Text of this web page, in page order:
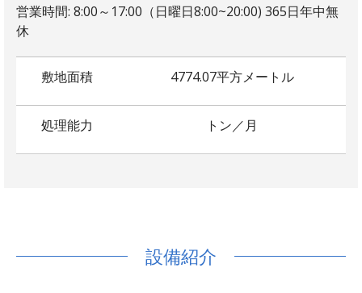
営業時間: 8:00～17:00（日曜日8:00~20:00) 365日年中無
休
敷地面積 4774.07平方メートル
処理能力 トン／月
設備紹介